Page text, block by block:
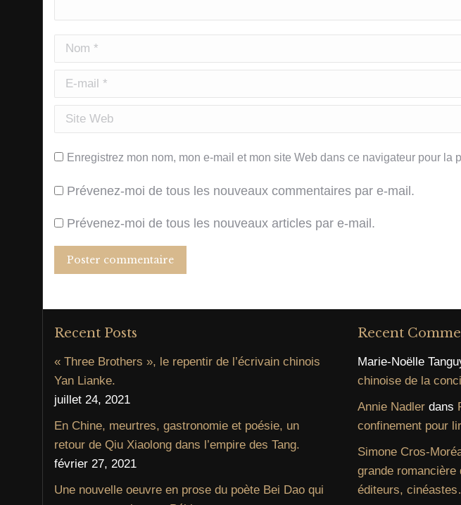
Nom *
E-mail *
Site Web
Enregistrez mon nom, mon e-mail et mon site Web dans ce navigateur pour la
Prévenez-moi de tous les nouveaux commentaires par e-mail.
Prévenez-moi de tous les nouveaux articles par e-mail.
Poster commentaire
Recent Posts
« Three Brothers », le repentir de l’écrivain chinois
Yan Lianke.
juillet 24, 2021
En Chine, meurtres, gastronomie et poésie, un
retour de Qiu Xiaolong dans l’empire des Tang.
février 27, 2021
Une nouvelle oeuvre en prose du poète Bei Dao qui
Recent
Marie-Noëlle
chinoise de la
Annie Nadler dans
confinement pour
Simone Cros-
grande
éditeurs,